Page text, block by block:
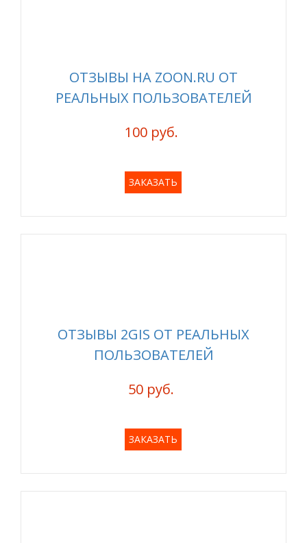
ОТЗЫВЫ НА ZOON.RU ОТ
РЕАЛЬНЫХ ПОЛЬЗОВАТЕЛЕЙ
100 руб.
ЗАКАЗАТЬ
ОТЗЫВЫ 2GIS ОТ РЕАЛЬНЫХ
ПОЛЬЗОВАТЕЛЕЙ
50 руб.
ЗАКАЗАТЬ